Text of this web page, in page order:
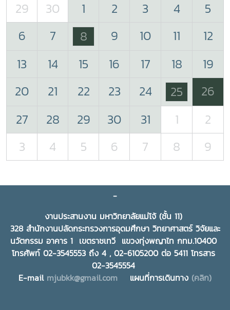
29
30 1 2 3 4
5
6
7 8 9 10 11
12
13
14 15 16 17 18
19
20
21 22 23 24 25
26
27
28 29 30 31 1
2
3
4 5 6 7 8 9
-
งานประสานงาน มหาวิทยาลัยแม่โจ้ (ชั้น 11)
328 สำนักงานปลัดกระทรวงการอุดมศึกษา วิทยาศาสตร์ วิจัยและ
นวัตกรรม อาคาร 1 เขตราชเทวี แขวงทุ่งพญาไท กทม.10400
โทรศัพท์ 02-3545553 ถึง 4 , 02-6105200 ต่อ 5411 โทรสาร
02-3545554
E-mail mjubkk@gmail.com แผนที่การเดินทาง (คลิก)